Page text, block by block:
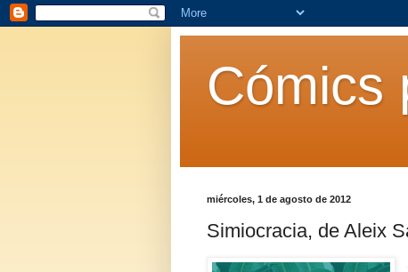
Cómics
miércoles, 1 de agosto de 2012
Simiocracia, de Aleix